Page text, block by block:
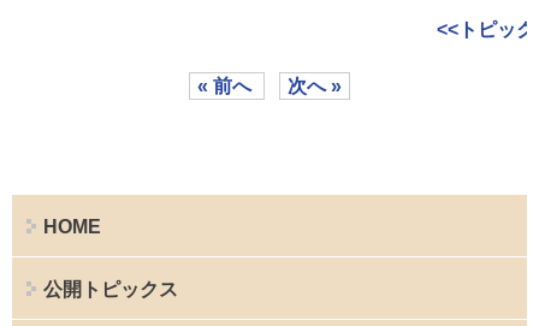
<<トピッ
« 前へ 次へ »
HOME
公開トピックス